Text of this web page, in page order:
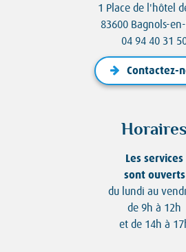
1 Place de l'hôtel
83600 Bagnols-
04 94 40 31
Contactez-
Horaires
Les services
sont ouverts
du lundi au
de 9h à 12h
et de 14h à